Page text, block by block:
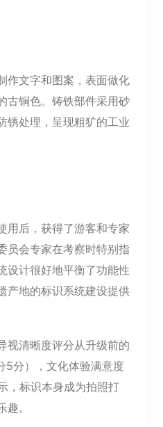
作文字和图案，表面做化
古铜色。铸铁部件采用砂
锈处理，呈现粗犷的工业
用后，获得了游客和专家
员会专家在考察时特别指
设计很好地平衡了功能性
产地的标识系统建设提供
视清晰度评分从升级前的
5分），文化体验满意度
，标识本身成为拍照打
。